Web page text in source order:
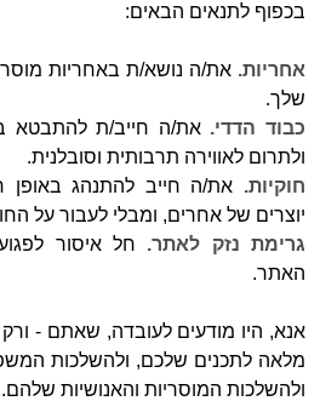
בכפוף לתנאים הבאים:
אחריות. את/ה נושא/ת באחריות
שלך.
כבוד הדדי. את/ה חייב/ת להתבטא
ולתרום לאווירה תרבותית וסובלנית.
חוקיות. את/ה חייב להתנהג באופן
יוצרים של אחרים, ומבלי לעבור על
גרימת נזק לאתר. חל איסור
האתר.
אנא, היו מודעים לעובדה, שאתם -
מלאה לתכנים שלכם, ולהשלכות
ולהשלכות המוסריות והאנושיות שלהם.